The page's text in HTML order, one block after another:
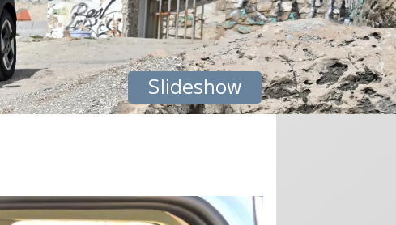
Slideshow